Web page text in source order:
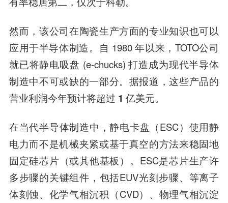
然而， 该公司在陶瓷生产方面的专业知识也可以
应用于半导体制造。
自 1980 年以来，TOTO公司
就已将静电吸盘 (e-chucks) 打造成为现代半导体
制造中不可或缺的一部分。据报道，这些产品的
营业利润今年预计将超过 1 亿美元。
在当代半导体制造中，静电卡盘（ESC）使用静
电力而不是机械夹紧或基于真空的方法来稳固地
固定硅芯片（或其他基板）。ESC是芯片生产许
多步骤的关键组件，包括EUV光刻步骤、等离子
体刻蚀、化学气相沉积（CVD）、物理气相沉淀